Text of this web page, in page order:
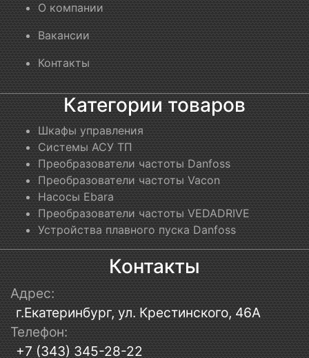
О компании
Вакансии
Контакты
Категории товаров
Шкафы управления
Системы АСУ ТП
Преобразователи частоты Danfoss
Преобразователи частоты Vacon
Насосы Ebara
Преобразователи частоты VEDADRIVE
Устройства плавного пуска Danfoss
Контакты
Адрес:
г.Екатеринбург, ул. Крестинского, 46А
Телефон:
+7 (343) 345-28-22